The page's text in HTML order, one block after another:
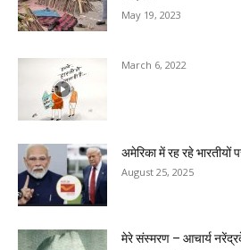
May 19, 2023
March 6, 2022
अमेरिका में रह रहे भारतीयों
August 25, 2025
मेरे संस्मरण – आचार्य